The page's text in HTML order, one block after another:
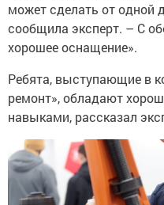
может сделать от одной
сообщила эксперт. – С
хорошее оснащение».
Ребята, выступающие в
ремонт», обладают
навыками, рассказал